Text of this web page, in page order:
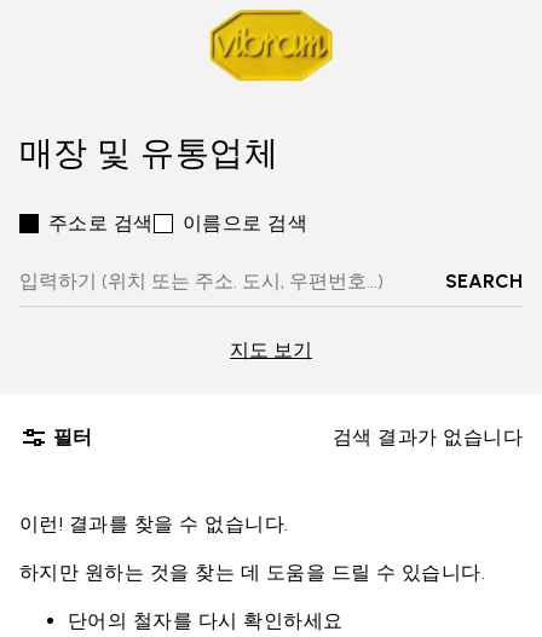
매장 및 유통업체
주소로 검색 이름으로 검색
SEARCH
지도 보기
필터 검색 결과가 없습니다
이런! 결과를 찾을 수 없습니다.
하지만 원하는 것을 찾는 데 도움을 드릴 수 있습니다.
단어의 철자를 다시 확인하세요